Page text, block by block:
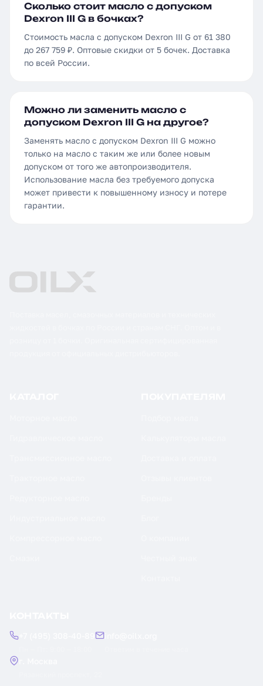
Сколько стоит масло с допуском
Dexron III G в бочках?
Стоимость масла с допуском Dexron III G от 61 380
до 267 759 ₽. Оптовые скидки от 5 бочек. Доставка
по всей России.
Можно ли заменить масло с
допуском Dexron III G на другое?
Заменять масло с допуском Dexron III G можно
только на масло с таким же или более новым
допуском от того же автопроизводителя.
Использование масла без требуемого допуска
может привести к повышенному износу и потере
гарантии.